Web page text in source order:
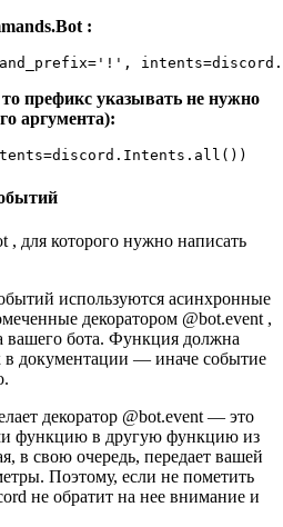
:
= '!' , intents=discord .
префикс указывать не нужно
аргумента):
=discord . Intents . all ())
, для которого нужно написать
используются асинхронные
декоратором @bot.event ,
вашего бота. Функция должна
в документации — иначе событие
декоратор @bot.event — это
функцию в другую функцию из
в свою очередь, передает вашей
Поэтому, если не пометить
не обратит на нее внимание и